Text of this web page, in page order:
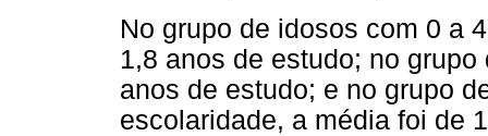
No grupo de idosos com 0 a
1,8 anos de estudo; no
anos de estudo; e no grupo
escolaridade, a média foi de